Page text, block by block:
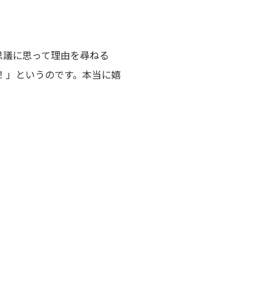
に思って理由を尋ねる
」というのです。本当に嬉